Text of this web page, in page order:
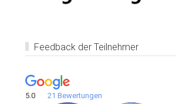
Feedback der Teilnehmer
5.0 21 Bewertungen